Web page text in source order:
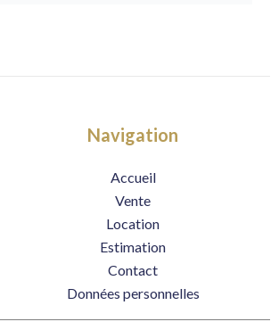
Navigation
Accueil
Vente
Location
Estimation
Contact
Données personnelles